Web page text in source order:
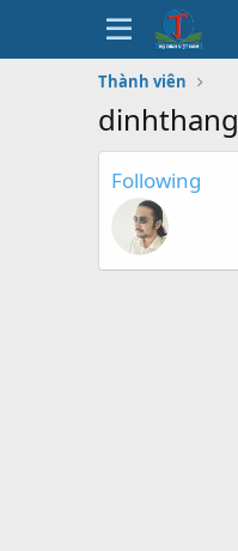
Thành viên
dinhthang
Following